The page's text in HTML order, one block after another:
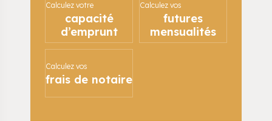
Calculez votre
capacité
d’emprunt
Calculez vos
futures
mensualités
Calculez vos
frais de notaire